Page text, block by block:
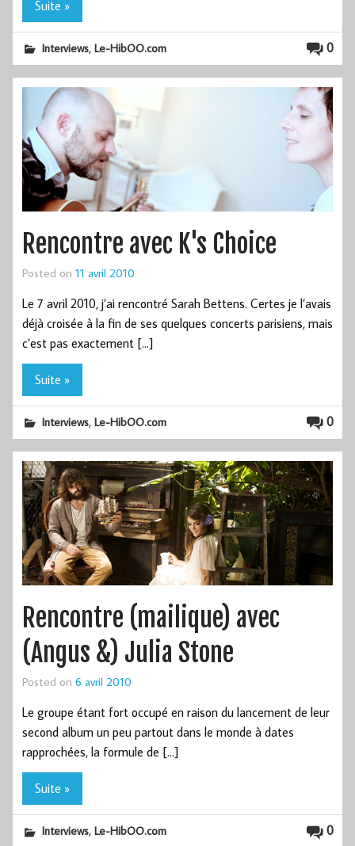
Suite »
0
Interviews,Le-HibOO.com
Rencontre avec K's Choice
Posted on 11 avril 2010
Le 7 avril 2010, j’ai rencontré Sarah Bettens. Certes je l’avais
déjà croisée à la fin de ses quelques concerts parisiens, mais
c’est pas exactement […]
Suite »
0
Interviews,Le-HibOO.com
Rencontre (mailique) avec
(Angus &) Julia Stone
Posted on 6 avril 2010
Le groupe étant fort occupé en raison du lancement de leur
second album un peu partout dans le monde à dates
rapprochées, la formule de […]
Suite »
0
Interviews,Le-HibOO.com